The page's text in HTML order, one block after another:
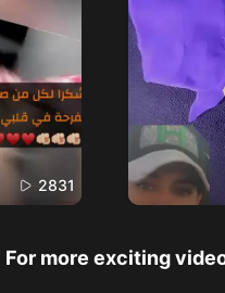
2831
For more exciting